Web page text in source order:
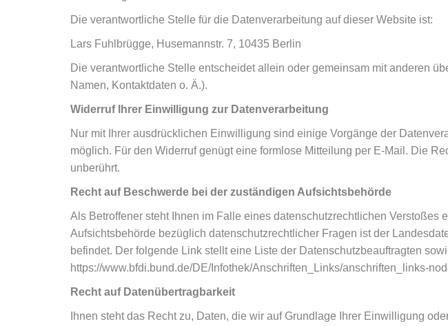
Die verantwortliche Stelle für die Datenverarbeitung auf dieser Website ist:
Lars Fuhlbrügge, Husemannstr. 7, 10435 Berlin
Die verantwortliche Stelle entscheidet allein oder gemeinsam mit anderen
Namen, Kontaktdaten o. Ä.).
Widerruf Ihrer Einwilligung zur Datenverarbeitung
Nur mit Ihrer ausdrücklichen Einwilligung sind einige Vorgänge der
möglich. Für den Widerruf genügt eine formlose Mitteilung per E-Mail. Die
unberührt.
Recht auf Beschwerde bei der zuständigen Aufsichtsbehörde
Als Betroffener steht Ihnen im Falle eines datenschutzrechtlichen
Aufsichtsbehörde bezüglich datenschutzrechtlicher Fragen ist der
befindet. Der folgende Link stellt eine Liste der Datenschutzbeauftragten
https://www.bfdi.bund.de/DE/Infothek/Anschriften_Links/anschriften_links-
Recht auf Datenübertragbarkeit
Ihnen steht das Recht zu, Daten, die wir auf Grundlage Ihrer Einwilligung